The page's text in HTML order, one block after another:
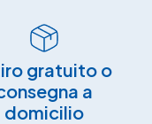
gratuito o
a
domicilio